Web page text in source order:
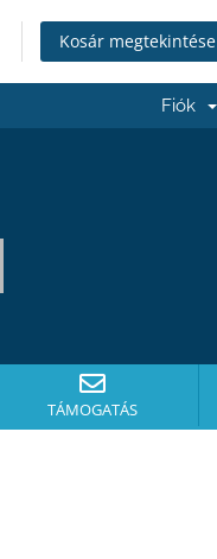
Kosár megtekintése
Fiók
TÁMOGATÁS